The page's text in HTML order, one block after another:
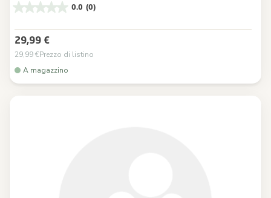
0.0 (0)
29,99 €
29,99 €Prezzo di listino
A magazzino